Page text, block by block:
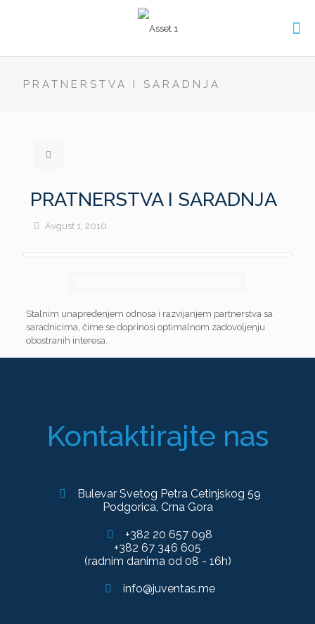
PRATNERSTVA I SARADNJA
PRATNERSTVA I SARADNJA
Avgust 1, 2010
Stalnim unapređenjem odnosa i razvijanjem partnerstva sa
saradnicima, čime se doprinosi optimalnom zadovoljenju
obostranih interesa.
Kontaktirajte nas
Bulevar Svetog Petra Cetinjskog 59
Podgorica, Crna Gora
+382 20 657 098
+382 67 346 605
(radnim danima od 08 - 16h)
info@juventas.me